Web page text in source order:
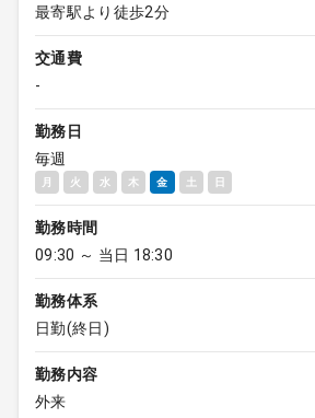
最寄駅より徒歩2分
交通費
-
勤務日
毎週
月 火 水 木 金 土 日
勤務時間
09:30 ～ 当日 18:30
勤務体系
日勤(終日)
勤務内容
外来